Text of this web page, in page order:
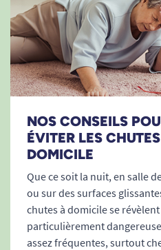
23/01/2026
Bien.
D. Laurence
1 2 3
NOS CONSEILS
ÉVITER LES
DOMICILE
Que ce soit la nuit, en salle
ou sur des surfaces
chutes à domicile se révèlent
particulièrement
assez fréquentes, surtout